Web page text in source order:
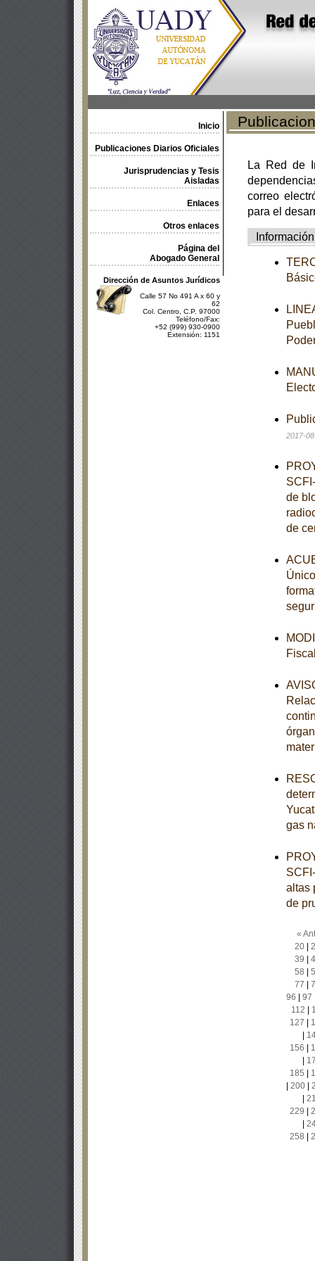
Inicio
Publicaciones Diarios Oficiales
Jurisprudencias y Tesis
Aisladas
Enlaces
Otros enlaces
Página del
Abogado General
Dirección de Asuntos Jurídicos
Calle 57 No 491 A x 60 y
62
Col. Centro, C.P. 97000
Teléfono/Fax:
+52 (999) 930-0900
Extensión: 1151
La Red de
correo
para el
Información
2017-
de
de
gas
altas
de
«
20|
39
58
77
96
97
112
127
156
185
200|
229
258